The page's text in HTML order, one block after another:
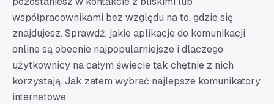
współpracownikami bez względu na to, gdzie się
znajdujesz. Sprawdź, jakie aplikacje do komunikacji
online są obecnie najpopularniejsze i dlaczego
użytkownicy na całym świecie tak chętnie z nich
korzystają. Jak zatem wybrać najlepsze komunikatory
internetowe